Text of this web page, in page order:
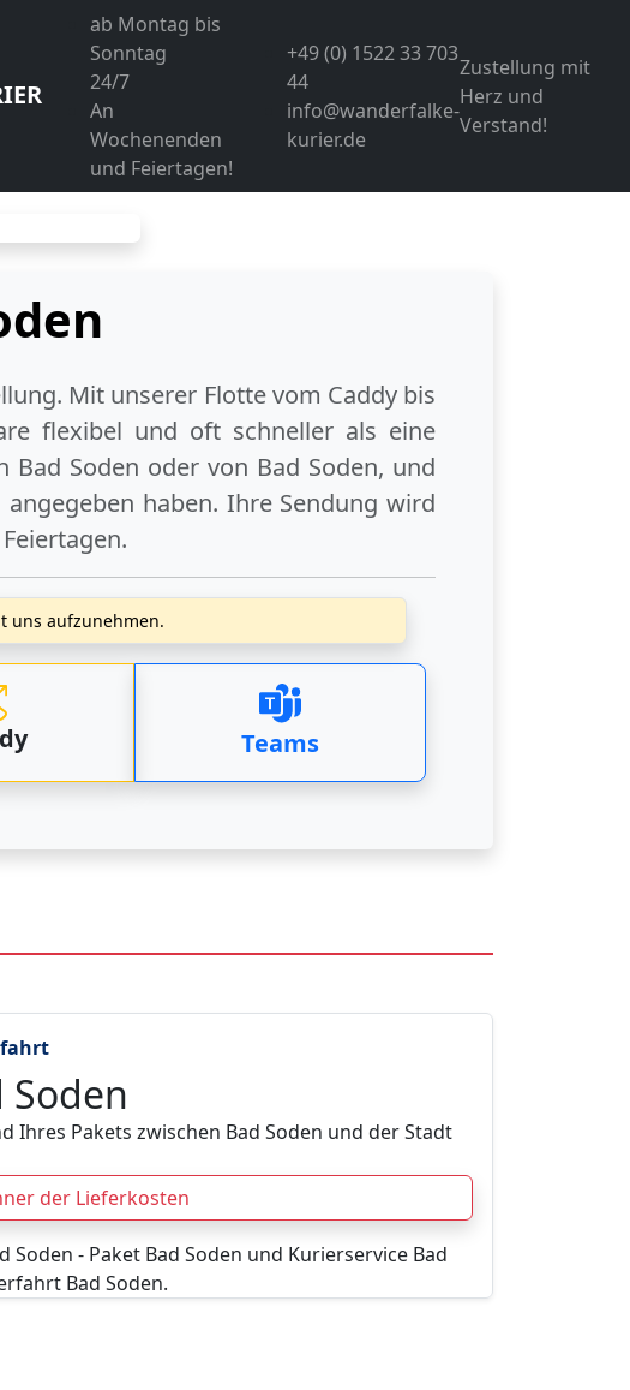
ab Montag bis
Sonntag
24/7
An
Wochenenden
und Feiertagen!
+49 (0) 1522 33 703
44
info@wanderfalke-
kurier.de
Zustellung mit
Herz und
Verstand!
Mit unserer Flotte vom Caddy bis
flexibel und oft schneller als eine
Bad Soden odervon Bad Soden, und
haben. Ihre Sendung wird
Feiertagen.
uns aufzunehmen.
Teams
Soden
Ihres Pakets zwischen Bad Soden und der Stadt
der Lieferkosten